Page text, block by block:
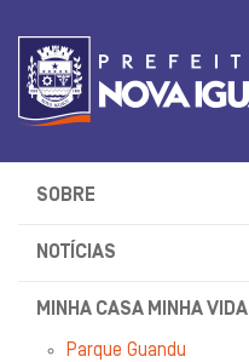
SOBRE
NOTÍCIAS
MINHA CASA MINHA VIDA
Parque Guandu